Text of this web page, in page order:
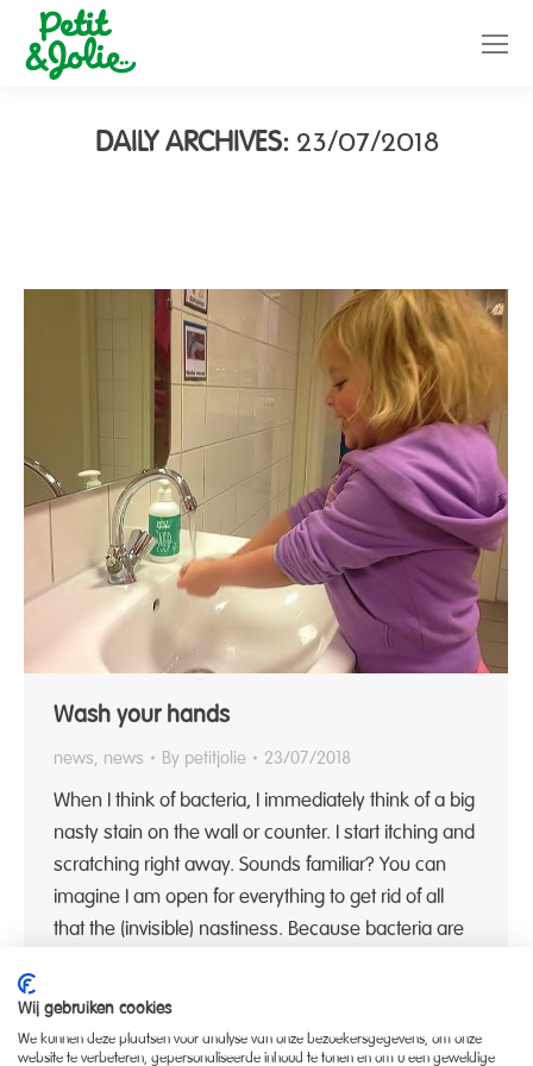
DAILY ARCHIVES: 23/07/2018
Wash your hands
news news By petitjolie 23/07/2018
When I think of bacteria, I immediately think of a big
nasty stain on the wall or counter. I start itching and
scratching right away. Sounds familiar? You can
imagine I am open for everything to get rid of all
that the (invisible) nastiness. Because bacteria are
Wij gebruiken cookies
We kunnen deze plaatsen voor analyse van onze bezoekersgegevens, om onze
website te verbeteren, gepersonaliseerde inhoud te tonen en om u een geweldige